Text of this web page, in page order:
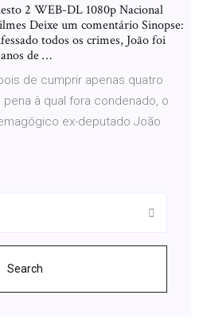
2 WEB-DL 1080p Nacional
Deixe um comentário Sinopse:
todos os crimes, João foi
de …
de cumprir apenas quatro
à qual fora condenado, o
ex-deputado João
Search